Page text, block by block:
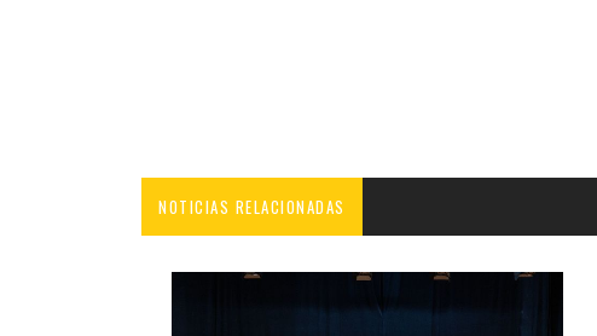
NOTICIAS RELACIONADAS